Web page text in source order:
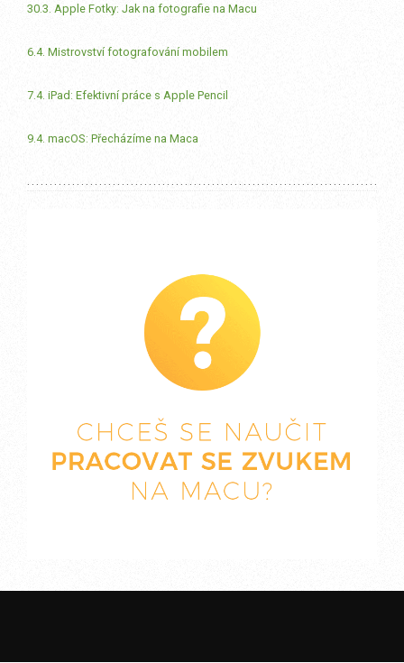
30.3. Apple Fotky: Jak na fotografie na Macu
6.4. Mistrovství fotografování mobilem
7.4. iPad: Efektivní práce s Apple Pencil
9.4. macOS: Přecházíme na Maca